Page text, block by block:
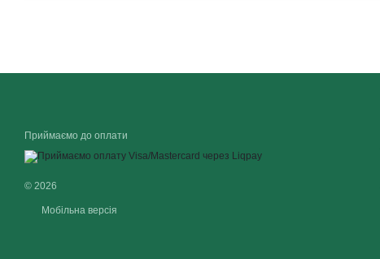
Приймаємо до оплати
© 2026
Мобільна версія